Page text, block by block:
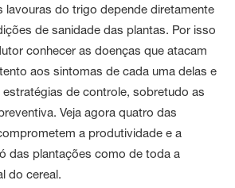
lavouras do trigo depende diretamente
de sanidade das plantas. Por isso
conhecer as doenças que atacam
aos sintomas de cada uma delas e
de controle, sobretudo as
Veja agora quatro das
a produtividade e a
das plantações como de toda a
do cereal.